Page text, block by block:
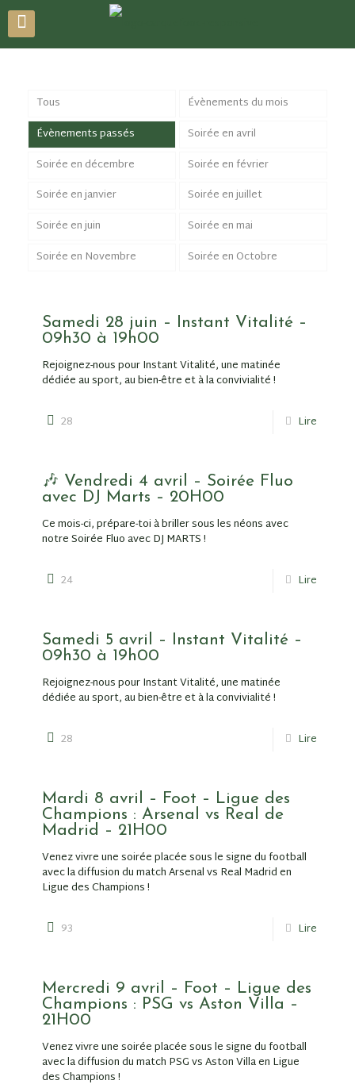
Tous
Évènements du mois
Évènements passés
Soirée en avril
Soirée en décembre
Soirée en février
Soirée en janvier
Soirée en juillet
Soirée en juin
Soirée en mai
Soirée en Novembre
Soirée en Octobre
Samedi 28 juin – Instant Vitalité –
09h30 à 19h00
Rejoignez-nous pour Instant Vitalité, une matinée
dédiée au sport, au bien-être et à la convivialité !
28 Lire
🎶 Vendredi 4 avril – Soirée Fluo
avec DJ Marts – 20H00
Ce mois-ci, prépare-toi à briller sous les néons avec
notre Soirée Fluo avec DJ MARTS !
24 Lire
Samedi 5 avril – Instant Vitalité –
09h30 à 19h00
Rejoignez-nous pour Instant Vitalité, une matinée
dédiée au sport, au bien-être et à la convivialité !
28 Lire
Mardi 8 avril – Foot – Ligue des
Champions : Arsenal vs Real de
Madrid – 21H00
Venez vivre une soirée placée sous le signe du football
avec la diffusion du match Arsenal vs Real Madrid en
Ligue des Champions !
93 Lire
Mercredi 9 avril – Foot – Ligue des
Champions : PSG vs Aston Villa –
21H00
Venez vivre une soirée placée sous le signe du football
avec la diffusion du match PSG vs Aston Villa en Ligue
des Champions !